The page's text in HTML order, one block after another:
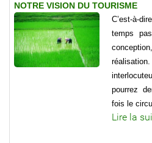
NOTRE VISION DU TOURISME
C’est-à-
temps
pourrez
fois le
Lire la